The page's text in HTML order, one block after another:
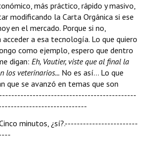
más práctico, rápido y masivo,
modificando la Carta Orgánica si ese
en el mercado. Porque si no,
a esa tecnología. Lo que quiero
como ejemplo, espero que dentro
digan:  Eh, Vautier, viste que al final la
veterinarios... No es así... Lo que
que se avanzó en temas que son
minutos, ¿sí?.------------------------